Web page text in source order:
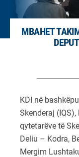
MBAHET
KDI në
Skenderaj
qytetarëve të
Deliu – Kodra,
Mergim